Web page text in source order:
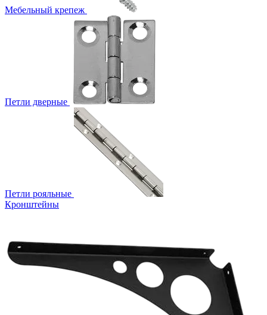
Мебельный крепеж
Петли дверные
Петли рояльные
Кронштейны